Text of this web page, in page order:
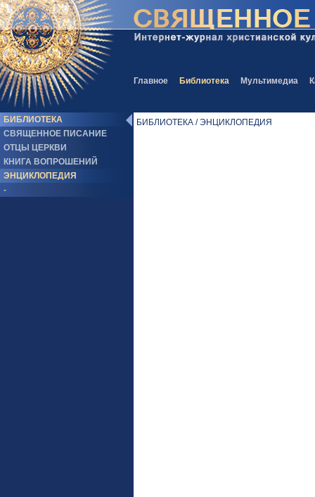
Главное Библиотека Мультимедиа
БИБЛИОТЕКА
СВЯЩЕННОЕ ПИСАНИЕ
ОТЦЫ ЦЕРКВИ
КНИГА ВОПРОШЕНИЙ
ЭНЦИКЛОПЕДИЯ
-
БИБЛИОТЕКА / ЭНЦИКЛОПЕДИЯ